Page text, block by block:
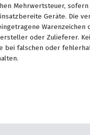
Mehrwertsteuer,
Geräte. Die
oder Zulieferer.
falschen oder